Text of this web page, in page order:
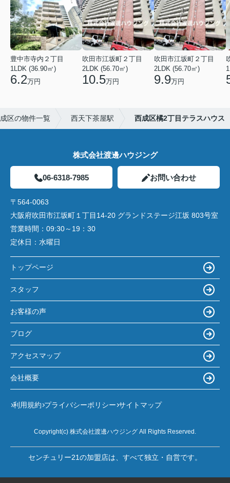
豊中市寺内２丁目
1LDK (36.90㎡)
6.2万円
吹田市江坂町２丁目
2LDK (56.70㎡)
10.5万円
吹田市江坂町２丁目
2LDK (56.70㎡)
9.9万円
区の物件一覧 西天下茶屋駅 西成区橘2丁目テラスハウス
株式会社渡邊ハウジング
06-6318-7985 お問い合わせ
〒564-0063
大阪府吹田市江坂町１丁目14‐20 グランドステージ江坂 803号室
営業時間： 09:30～19：30
定休日： 水曜日
トップページ
スタッフ
お客様の声
ブログ
アクセスマップ
会社概要
利用規約 プライバシーポリシー サイトマップ
Copyright(c) 株式会社渡邊ハウジング All Rights Reserved.
センチュリー21の加盟店は、すべて独立・自営です。